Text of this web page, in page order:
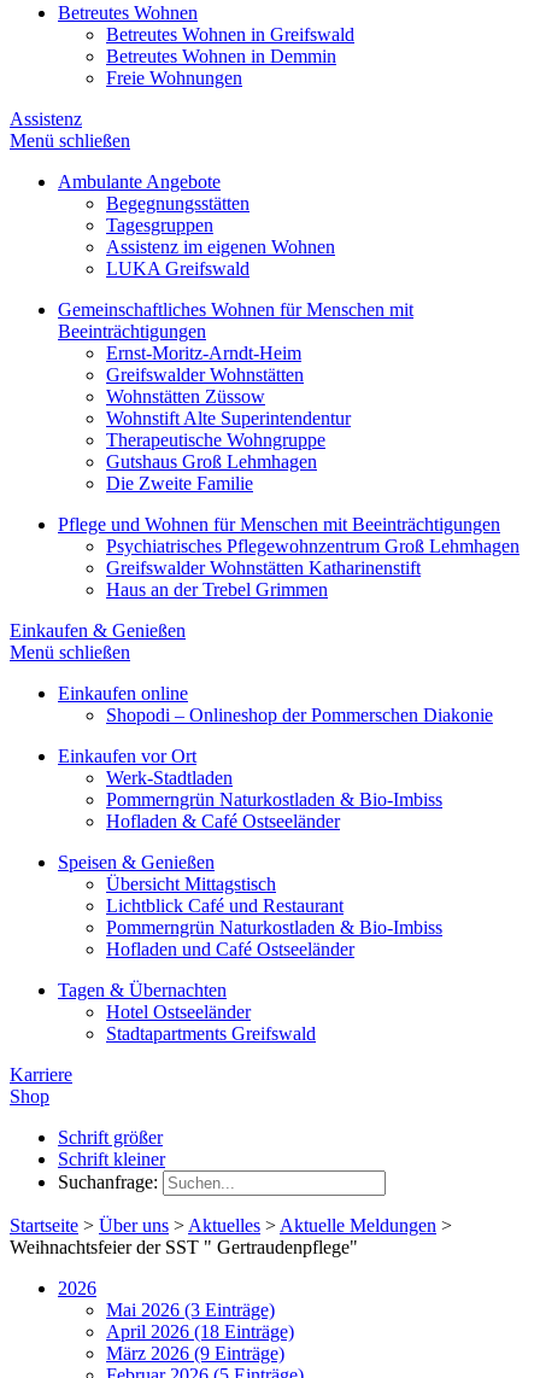
Betreutes Wohnen
Betreutes Wohnen in Greifswald
Betreutes Wohnen in Demmin
Freie Wohnungen
Assistenz
Menü schließen
Ambulante Angebote
Begegnungsstätten
Tagesgruppen
Assistenz im eigenen Wohnen
LUKA Greifswald
Gemeinschaftliches Wohnen für Menschen mit
Beeinträchtigungen
Ernst-Moritz-Arndt-Heim
Greifswalder Wohnstätten
Wohnstätten Züssow
Wohnstift Alte Superintendentur
Therapeutische Wohngruppe
Gutshaus Groß Lehmhagen
Die Zweite Familie
Pflege und Wohnen für Menschen mit Beeinträchtigungen
Psychiatrisches Pflegewohnzentrum Groß Lehmhagen
Greifswalder Wohnstätten Katharinenstift
Haus an der Trebel Grimmen
Einkaufen & Genießen
Menü schließen
Einkaufen online
Shopodi – Onlineshop der Pommerschen Diakonie
Einkaufen vor Ort
Werk-Stadtladen
Pommerngrün Naturkostladen & Bio-Imbiss
Hofladen & Café Ostseeländer
Speisen & Genießen
Übersicht Mittagstisch
Lichtblick Café und Restaurant
Pommerngrün Naturkostladen & Bio-Imbiss
Hofladen und Café Ostseeländer
Tagen & Übernachten
Hotel Ostseeländer
Stadtapartments Greifswald
Karriere
Shop
Schrift größer
Schrift kleiner
Suchanfrage:
Startseite > Über uns > Aktuelles > Aktuelle Meldungen >
Weihnachtsfeier der SST " Gertraudenpflege"
2026
Mai 2026 (3 Einträge)
April 2026 (18 Einträge)
März 2026 (9 Einträge)